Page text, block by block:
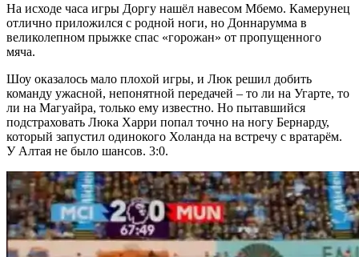
На исходе часа игры Доргу нашёл навесом Мбемо. Камерунец
отлично приложился с родной ноги, но Доннарумма в
великолепном прыжке спас «горожан» от пропущенного
мяча.
Шоу оказалось мало плохой игры, и Люк решил добить
команду ужасной, непонятной передачей – то ли на Угарте, то
ли на Магуайра, только ему известно. Но пытавшийся
подстраховать Люка Харри попал точно на ногу Бернарду,
который запустил одинокого Холанда на встречу с вратарём.
У Алтая не было шансов. 3:0.